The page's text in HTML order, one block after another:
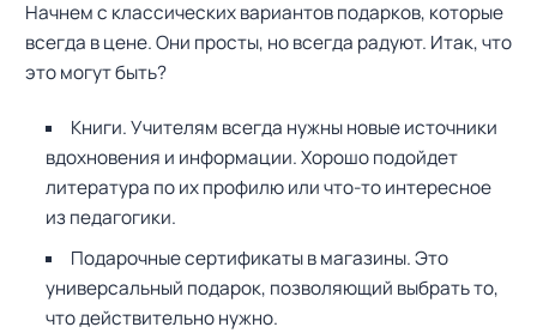
Начнем с классических вариантов подарков, которые
всегда в цене. Они просты, но всегда радуют. Итак, что
это могут быть?
Книги. Учителям всегда нужны новые источники
вдохновения и информации. Хорошо подойдет
литература по их профилю или что-то интересное
из педагогики.
Подарочные сертификаты в магазины. Это
универсальный подарок, позволяющий выбрать то,
что действительно нужно.